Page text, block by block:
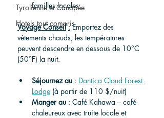
Tyrolienne et Canopée
Hotels tout compris
familles locales
Voyage Conseil : Emportez des
vêtements chauds, les températures
peuvent descendre en dessous de 10°C
(50°F) la nuit.
Séjournez au : Dantica Cloud Forest
Lodge (à partir de 110 $/nuit)
Manger au : Café Kahawa – café
chaleureux avec truite locale et